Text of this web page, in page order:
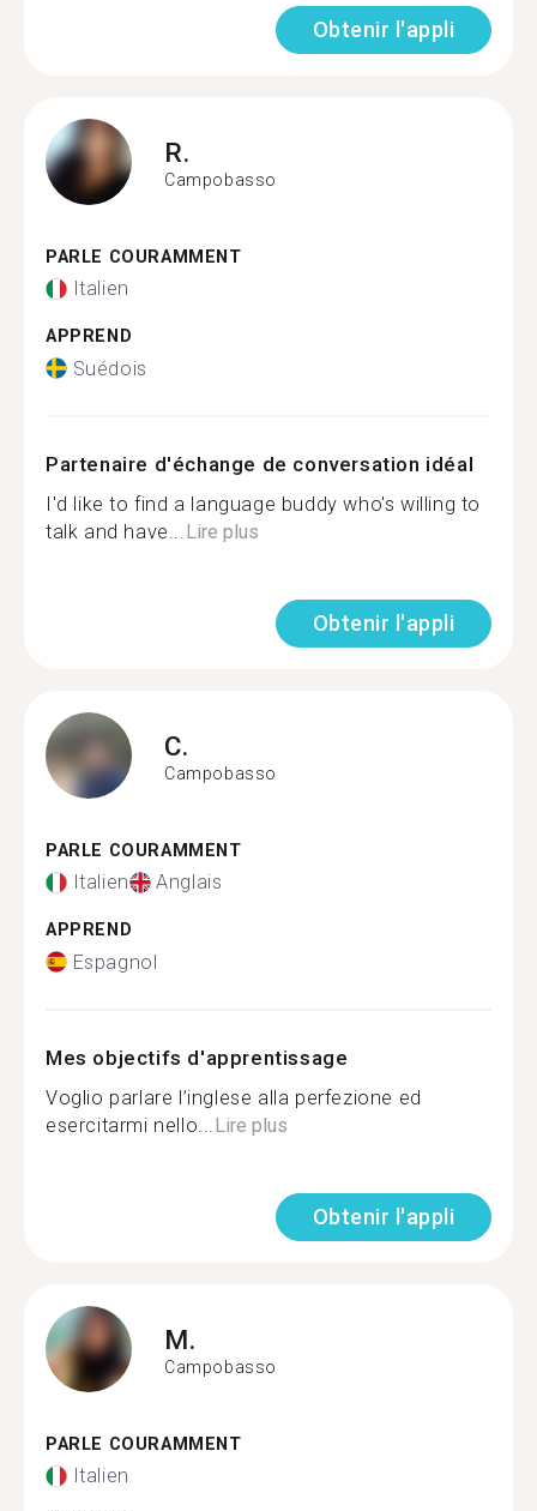
Obtenir l'appli
R.
Campobasso
PARLE COURAMMENT
Italien
APPREND
Suédois
Partenaire d'échange de conversation idéal
I'd like to find a language buddy who's willing to
talk and have... Lire plus
Obtenir l'appli
C.
Campobasso
PARLE COURAMMENT
Italien Anglais
APPREND
Espagnol
Mes objectifs d'apprentissage
Voglio parlare l’inglese alla perfezione ed
esercitarmi nello... Lire plus
Obtenir l'appli
M.
Campobasso
PARLE COURAMMENT
Italien